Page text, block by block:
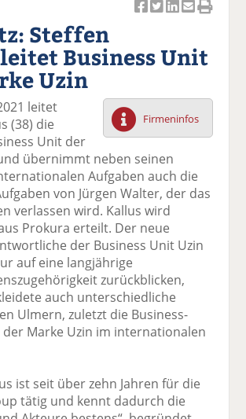
k
uf
F
ac
e
b
o
o
k
te
e
n
k
wi
tt
er
n
k
uf
Li
n
k
e
di
n
te
il
n
k
er
E
m
l
v
n
e
k
ck
e
Steffen
Business Unit
Uzin
Firmeninfos
leitet
(38) die
Unit der
übernimmt neben seinen
Aufgaben auch die
von Jürgen Walter, der das
verlassen wird. Kallus wird
Prokura erteilt. Der neue
der Business Unit Uzin
auf eine langjährige
zurückblicken,
auch unterschiedliche
Ulmern, zuletzt die Business-
Marke Uzin im internationalen
ist seit über zehn Jahren für die
tätig und kennt dadurch die